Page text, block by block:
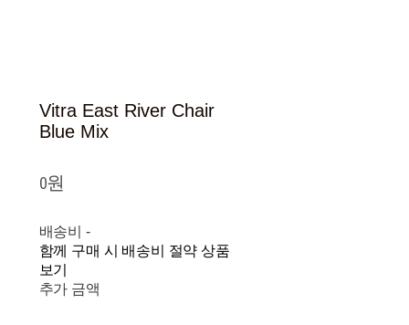
Vitra East River Chair
Blue Mix
0원
배송비 -
함께 구매 시 배송비 절약 상품
보기
추가 금액